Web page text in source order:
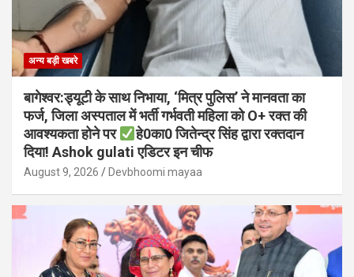
अन्य बड़ी खबरे
बागेश्वर:ड्यूटी के साथ निभाया, ‘मित्र पुलिस’ ने मानवता का
फर्ज, जिला अस्पताल में भर्ती गर्भवती महिला को O+ रक्त की
आवश्यकता होने पर
हे0का0 जितेन्द्र सिंह द्वारा रक्तदान
दिया! Ashok gulati एडिटर इन चीफ
August 9, 2026 Devbhoomi mayaa